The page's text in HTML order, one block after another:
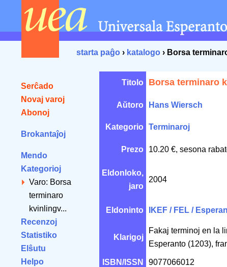
starta paĝo › katalogo › Borsa
Serĉado
Novaj varoj
Abonoj
Brokantaĵoj
Mendo
Kategorioj
Varo: Borsa
terminaro
kvinlingv...
Recenzoj
Statistiko
Elŝutu
Helpo
Titolo Borsa terminaro
Aŭtoro Hans Wiersch
Kategorio Terminaroj
Prezo 10.20 €, sesona
Eldonloko,
jaro
2004
Eldoninto IKEF / FEL /
Klarigoj
Fakaj terminoj en la
Esperanto (1203),
ISBN/ISSN 9077066012